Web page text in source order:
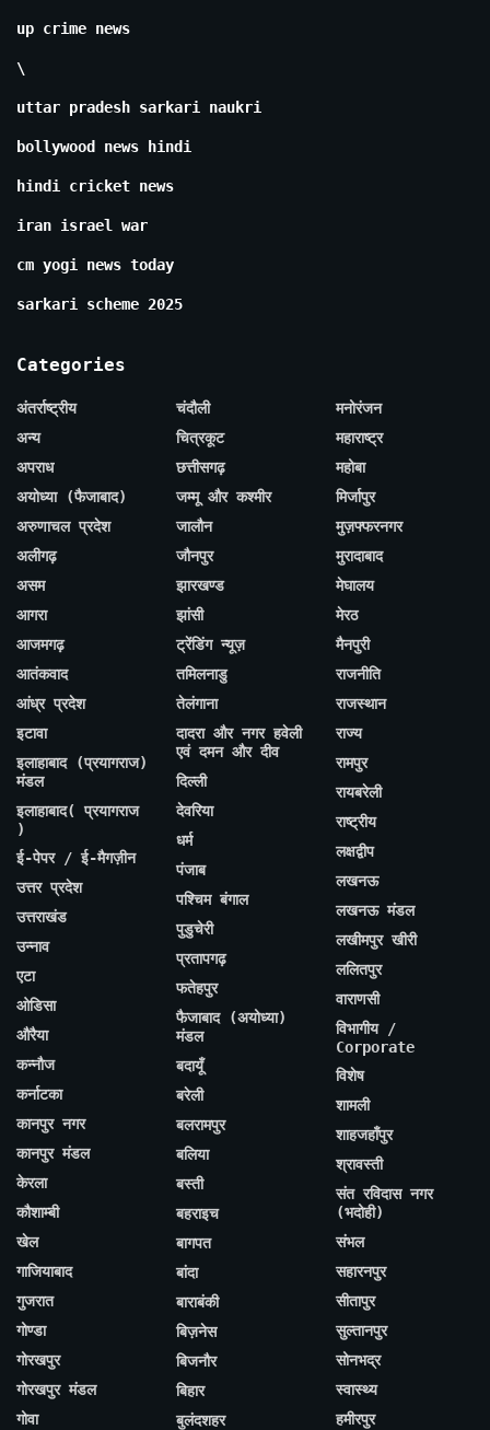
up crime news
\
uttar pradesh sarkari naukri
bollywood news hindi
hindi cricket news
iran israel war
cm yogi news today
sarkari scheme 2025
Categories
अंतर्राष्ट्रीय
अन्य
अपराध
अयोध्या (फैजाबाद)
अरुणाचल प्रदेश
अलीगढ़
असम
आगरा
आजमगढ़
आतंकवाद
आंध्र प्रदेश
इटावा
इलाहाबाद (प्रयागराज)
मंडल
इलाहाबाद( प्रयागराज
)
ई-पेपर / ई-मैगज़ीन
उत्तर प्रदेश
उत्तराखंड
उन्नाव
एटा
ओडिसा
औरैया
कन्नौज
कर्नाटका
कानपुर नगर
कानपुर मंडल
केरला
कौशाम्बी
खेल
गाजियाबाद
गुजरात
गोण्डा
गोरखपुर
गोरखपुर मंडल
गोवा
चंदौली
चित्रकूट
छत्तीसगढ़
जम्मू और कश्मीर
जालौन
जौनपुर
झारखण्ड
झांसी
ट्रेंडिंग न्यूज़
तमिलनाडु
तेलंगाना
दादरा और नगर हवेली
एवं दमन और दीव
दिल्ली
देवरिया
धर्म
पंजाब
पश्चिम बंगाल
पुडुचेरी
प्रतापगढ़
फतेहपुर
फैजाबाद (अयोध्या)
मंडल
बदायूँ
बरेली
बलरामपुर
बलिया
बस्ती
बहराइच
बागपत
बांदा
बाराबंकी
बिज़नेस
बिजनौर
बिहार
बुलंदशहर
मनोरंजन
महाराष्ट्र
महोबा
मिर्जापुर
मुज़फ्फरनगर
मुरादाबाद
मेघालय
मेरठ
मैनपुरी
राजनीति
राजस्थान
राज्य
रामपुर
रायबरेली
राष्ट्रीय
लक्षद्वीप
लखनऊ
लखनऊ मंडल
लखीमपुर खीरी
ललितपुर
वाराणसी
विभागीय /
Corporate
विशेष
शामली
शाहजहाँपुर
श्रावस्ती
संत रविदास नगर
(भदोही)
संभल
सहारनपुर
सीतापुर
सुल्तानपुर
सोनभद्र
स्वास्थ्य
हमीरपुर